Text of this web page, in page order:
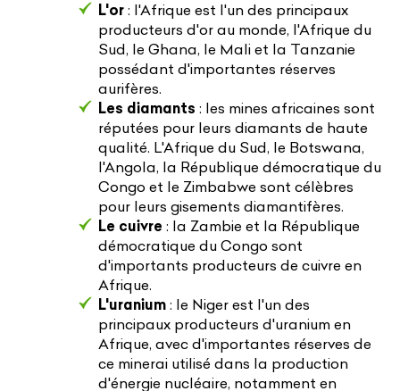
L'or : l'Afrique est l'un des principaux
producteurs d'or au monde, l'Afrique du
Sud, le Ghana, le Mali et la Tanzanie
possédant d'importantes réserves
aurifères.
Les diamants : les mines africaines sont
réputées pour leurs diamants de haute
qualité. L'Afrique du Sud, le Botswana,
l'Angola, la République démocratique du
Congo et le Zimbabwe sont célèbres
pour leurs gisements diamantifères.
Le cuivre : la Zambie et la République
démocratique du Congo sont
d'importants producteurs de cuivre en
Afrique.
L'uranium : le Niger est l'un des
principaux producteurs d'uranium en
Afrique, avec d'importantes réserves de
ce minerai utilisé dans la production
d'énergie nucléaire, notamment en